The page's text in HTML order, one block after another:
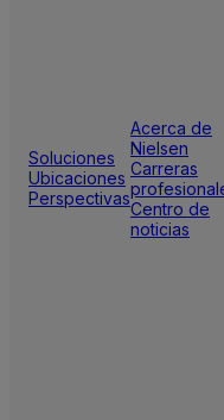
Soluciones
Ubicaciones
Perspectivas
Acerca de
Nielsen
Carreras
Centro de
noticias